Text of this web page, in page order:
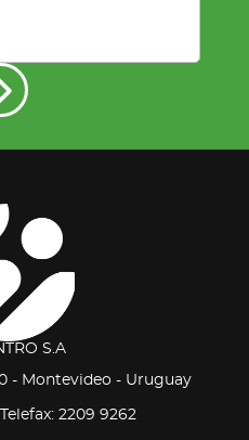
S.A
- Montevideo - Uruguay
Telefax: 2209 9262